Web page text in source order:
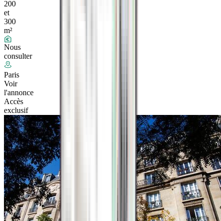
200
et
300
m²
Nous
consulter
Paris
Voir
l'annonce
Accès
exclusif